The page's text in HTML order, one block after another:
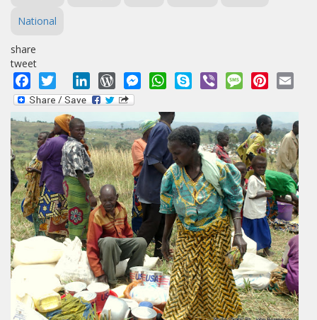
National
share
tweet
Facebook
Twitter LinkedInWordPressMessengerWhatsApp
Skype Viber MessagePinterest